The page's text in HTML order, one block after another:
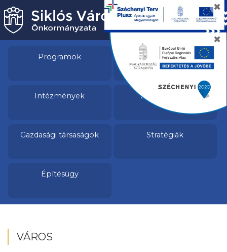
✖
✖
Programok Pályázatok
Intézmények Egészségügy
Gazdasági társaságok Stratégiák
Építésügy
VÁROS